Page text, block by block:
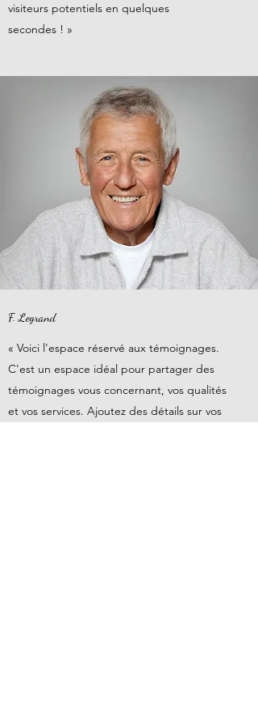
visiteurs potentiels en quelques
secondes ! »
F. Legrand
« Voici l'espace réservé aux témoignages.
C'est un espace idéal pour partager des
témoignages vous concernant, vos qualités
et vos services. Ajoutez des détails sur vos